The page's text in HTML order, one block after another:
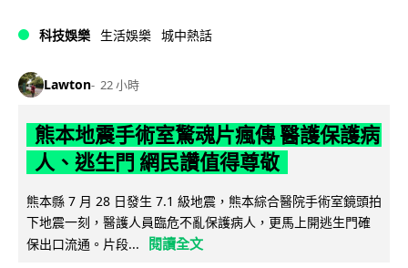
科技娛樂 生活娛樂 城中熱話
Lawton 22 小時
熊本地震手術室驚魂片瘋傳 醫護保護病
人、逃生門 網民讚值得尊敬
熊本縣 7 月 28 日發生 7.1 級地震，熊本綜合醫院手術室鏡頭拍
下地震一刻，醫護人員臨危不亂保護病人，更馬上開逃生門確
保出口流通。片段...
閱讀全文